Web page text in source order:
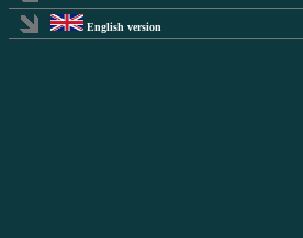
English version